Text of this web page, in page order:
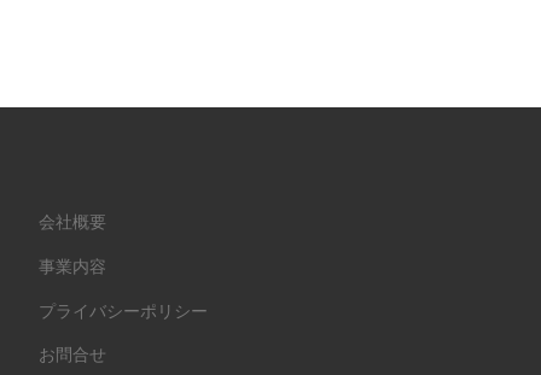
会社概要
事業内容
プライバシーポリシー
お問合せ